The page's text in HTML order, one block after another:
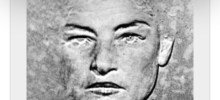
publicité et d'analyse, qui peuvent combiner celles-ci
avec d'autres informations que vous leur avez fournies
ou qu'ils ont collectées lors de votre utilisation de leurs
services.